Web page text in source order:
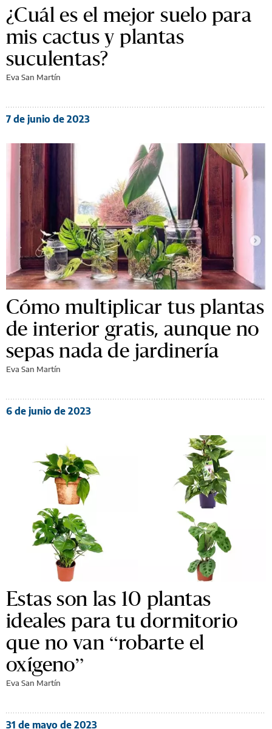
¿Cuál es el mejor suelo para
mis cactus y plantas
suculentas?
Eva San Martín
7 de junio de 2023
Cómo multiplicar tus plantas
de interior gratis, aunque no
sepas nada de jardinería
Eva San Martín
6 de junio de 2023
Estas son las 10 plantas
ideales para tu dormitorio
que no van “robarte el
oxígeno”
Eva San Martín
31 de mayo de 2023